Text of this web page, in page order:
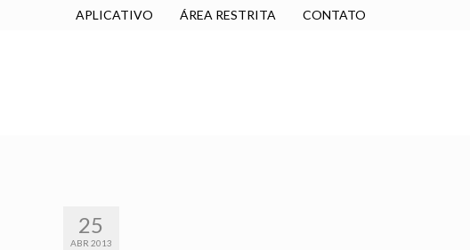
APLICATIVO ÁREA RESTRITA CONTATO
25
ABR 2013